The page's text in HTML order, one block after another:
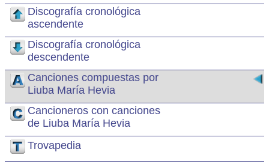
Discografía cronológica
ascendente
Discografía cronológica
descendente
Canciones compuestas por
Liuba María Hevia
Cancioneros con canciones
de Liuba María Hevia
Trovapedia